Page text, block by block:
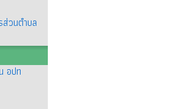
ส่วนตำบล
อปท